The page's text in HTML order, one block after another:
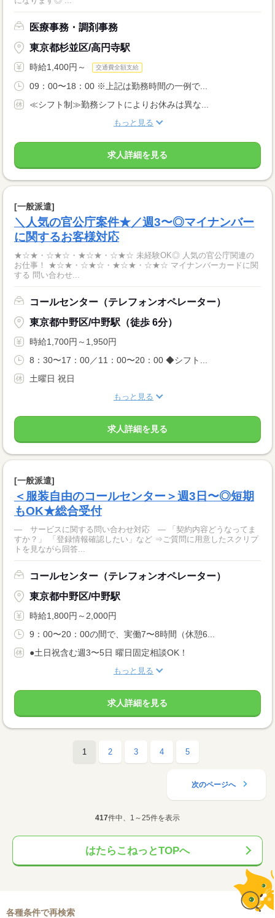
医療事務・調剤事務
東京都杉並区/高円寺駅
時給1,400円～ 交通費全額支給
09：00〜18：00 ※上記は勤務時間の一例で...
≪シフト制≫勤務シフトによりお休みは異な...
もっと見る
求人詳細を見る
[一般派遣]
＼人気の官公庁案件★／週3〜◎マイナンバー
に関するお客様対応
★☆★・☆★☆・★☆★・☆★☆ 未経験OK◎ 人気の官公庁関連の
お仕事！ ★☆★・☆★☆・★☆★・☆★☆ マイナンバーカードに関
する 問い合わせ...
コールセンター（テレフォンオペレーター）
東京都中野区/中野駅（徒歩 6分）
時給1,700円～1,950円
8：30〜17：00／11：00〜20：00 ◆シフト...
土曜日 祝日
もっと見る
求人詳細を見る
[一般派遣]
＜服装自由のコールセンター＞週3日〜◎短期
もOK★総合受付
― サービスに関する問い合わせ対応 ― 「契約内容どうなってま
すか？」 「登録情報確認したい」など ⇒ご質問に用意したスクリプ
トを見ながら回答...
コールセンター（テレフォンオペレーター）
東京都中野区/中野駅
時給1,800円～2,000円
9：00〜20：00の間で、実働7〜8時間（休憩6...
●土日祝含む週3〜5日 曜日固定相談OK！
もっと見る
求人詳細を見る
1 2 3 4 5
次のページへ
417件中、1～25件を表示
はたらこねっとTOPへ
各種条件で再検索